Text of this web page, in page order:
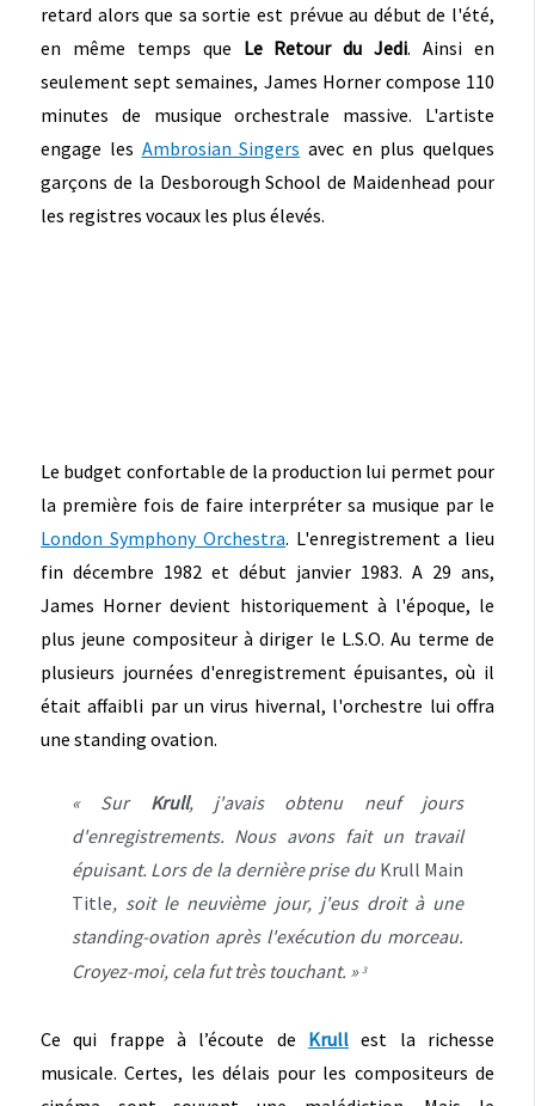
retard alors que sa sortie est prévue au début de l'été,
en même temps que Le Retour du Jedi. Ainsi en
seulement sept semaines, James Horner compose 110
minutes de musique orchestrale massive. L'artiste
engage les Ambrosian Singers avec en plus quelques
garçons de la Desborough School de Maidenhead pour
les registres vocaux les plus élevés.
Le budget confortable de la production lui permet pour
la première fois de faire interpréter sa musique par le
London Symphony Orchestra. L'enregistrement a lieu
fin décembre 1982 et début janvier 1983. A 29 ans,
James Horner devient historiquement à l'époque, le
plus jeune compositeur à diriger le L.S.O. Au terme de
plusieurs journées d'enregistrement épuisantes, où il
était affaibli par un virus hivernal, l'orchestre lui offra
une standing ovation.
« Sur Krull, j'avais obtenu neuf jours
d'enregistrements. Nous avons fait un travail
épuisant. Lors de la dernière prise du Krull Main
Title, soit le neuvième jour, j'eus droit à une
standing-ovation après l'exécution du morceau.
Croyez-moi, cela fut très touchant. » 3
Ce qui frappe à l’écoute de Krullest la richesse
musicale. Certes, les délais pour les compositeurs de